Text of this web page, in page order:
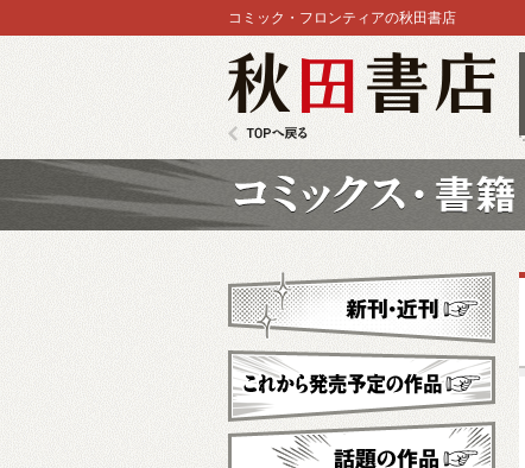
コミック・フロンティアの秋田書店
新刊・近刊
これから発売予定